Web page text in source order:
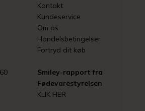
Kontakt
Kundeservice
Om os
Handelsbetingelser
Fortryd dit køb
Smiley-rapport fra
Fødevarestyrelsen
KLIK HER